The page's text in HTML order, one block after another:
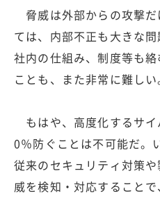
脅威は外部からの攻撃
ては、内部不正も大きな
社内の仕組み、制度等も
ことも、また非常に難しい
もはや、高度化するサ
0％防ぐことは不可能だ。
従来のセキュリティ対策
威を検知・対応すること